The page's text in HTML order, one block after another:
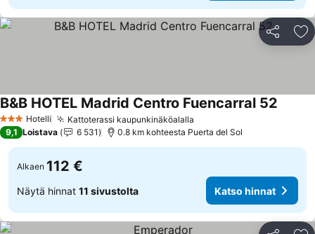
Jaa
3 Tähtiluokitus
Hotelli Kattoterassi kaupunkinäköalalla
B&B HOTEL Madrid Centro Fuencarral 52
9,1 Loistava 6 531 0.8 km kohteesta Puerta del Sol
Alkaen 112 €
Näytä hinnat 11 sivustolta Katso hinnat